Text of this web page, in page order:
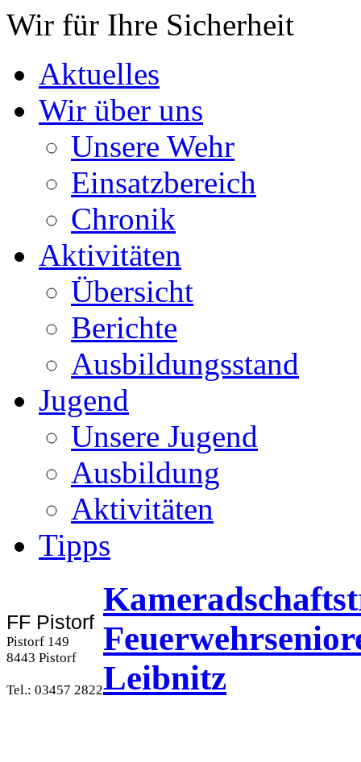
Wir für Ihre Sicherheit
Aktuelles
Wir über uns
Unsere Wehr
Einsatzbereich
Chronik
Aktivitäten
Übersicht
Berichte
Ausbildungsstand
Jugend
Unsere Jugend
Ausbildung
Aktivitäten
Tipps
FF Pistorf
Pistorf 149
8443 Pistorf
Tel.: 03457 2822Leibnitz